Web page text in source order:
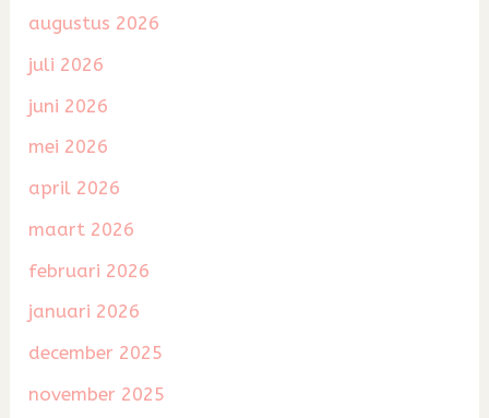
augustus 2026
juli 2026
juni 2026
mei 2026
april 2026
maart 2026
februari 2026
januari 2026
december 2025
november 2025